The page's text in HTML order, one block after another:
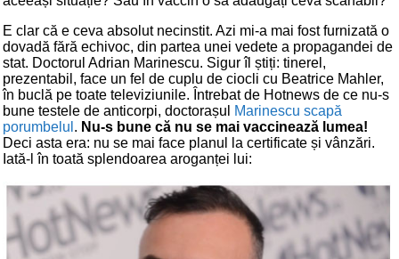
E clar că e ceva absolut necinstit. Azi mi-a mai fost furnizată o
dovadă fără echivoc, din partea unei vedete a propagandei de
stat. Doctorul Adrian Marinescu. Sigur îl știți: tinerel,
prezentabil, face un fel de cuplu de ciocli cu Beatrice Mahler,
în buclă pe toate televiziunile. Întrebat de Hotnews de ce nu-s
bune testele de anticorpi, doctorașul
Marinescu scapă
porumbelul . Nu-s bune că nu se mai vaccinează lumea!
Deci asta era: nu se mai face planul la certificate și vânzări.
Iată-l în toată splendoarea aroganței lui: